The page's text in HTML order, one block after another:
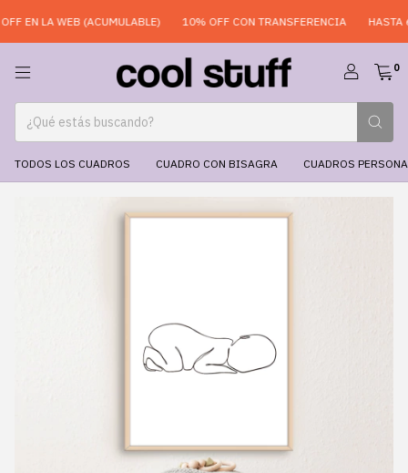
EN LA WEB (ACUMULABLE) 10% OFF CON TRANSFERENCIA HASTA 6
0
TODOS LOS CUADROS CUADRO CON BISAGRA CUADROS